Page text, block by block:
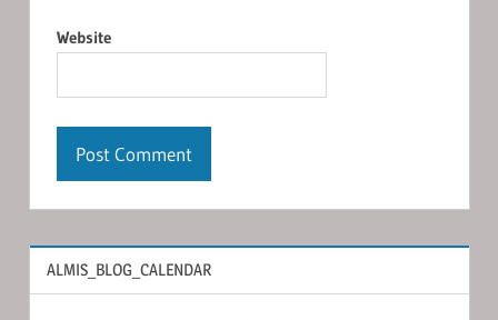
Website
ALMIS_BLOG_CALENDAR